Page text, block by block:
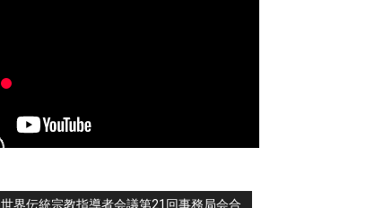
世界伝統宗教指導者会議第21回事務局会合